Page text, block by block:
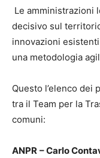
Le amministrazioni
decisivo sul
innovazioni
una metodologia
Questo l’elenco dei
tra il Team per la
comuni:
ANPR – Carlo